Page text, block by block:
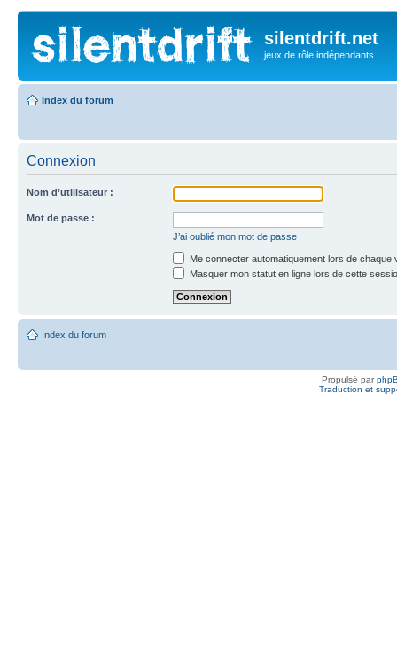
silentdrift.net
jeux de rôle indépendants
Index du forum
Connexion
Nom d’utilisateur :
Mot de passe :
J’ai oublié mon mot de passe
Me connecter automatiquement lors de chaque
Masquer mon statut en ligne lors de cette
Index du forum
Propulsé par
Traduction et